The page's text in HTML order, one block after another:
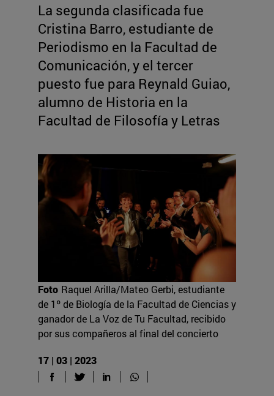
La segunda clasificada fue
Cristina Barro, estudiante de
Periodismo en la Facultad de
Comunicación, y el tercer
puesto fue para Reynald Guiao,
alumno de Historia en la
Facultad de Filosofía y Letras
Foto Raquel Arilla/Mateo Gerbi, estudiante
de 1º de Biología de la Facultad de Ciencias y
ganador de La Voz de Tu Facultad, recibido
por sus compañeros al final del concierto
17 | 03 | 2023